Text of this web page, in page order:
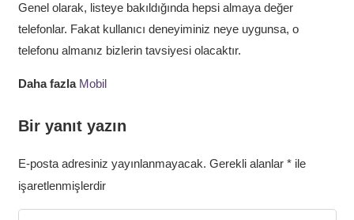
Genel olarak, listeye bakıldığında hepsi almaya değer
telefonlar. Fakat kullanıcı deneyiminiz neye uygunsa, o
telefonu almanız bizlerin tavsiyesi olacaktır.
Daha fazla Mobil
Bir yanıt yazın
E-posta adresiniz yayınlanmayacak. Gerekli alanlar *ile
işaretlenmişlerdir